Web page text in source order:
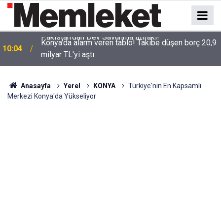
10:04
Konya'da alarm veren tablo! Takibe düşen borç 20,9
milyar TL'yi aştı
Anasayfa Yerel KONYA
Türkiye'nin En Kapsamlı
Merkezi Konya'da Yükseliyor